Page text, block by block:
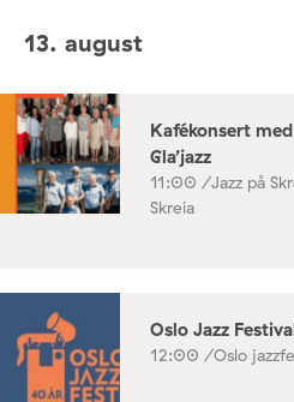
13. august
Kafékonsert
Gla’jazz
11:00 /Jazz på
Skreia
Oslo Jazz
12:00 /Oslo